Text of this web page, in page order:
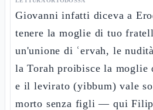
Giovanni infatti diceva a
tenere la moglie di tuo
un'unione di ʿervah, le
la Torah proibisce la
e il levirato (yibbum) vale
morto senza figli — qui